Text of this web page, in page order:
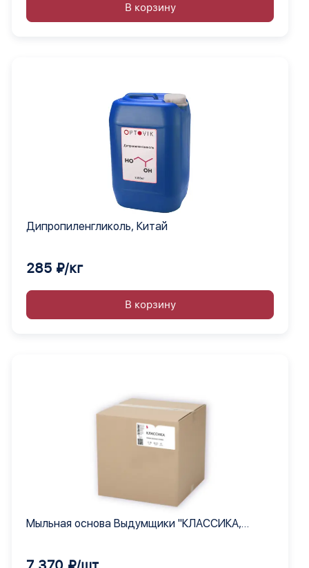
В корзину
Дипропиленгликоль, Китай
285 ₽/кг
В корзину
Мыльная основа Выдумщики "КЛАССИКА,